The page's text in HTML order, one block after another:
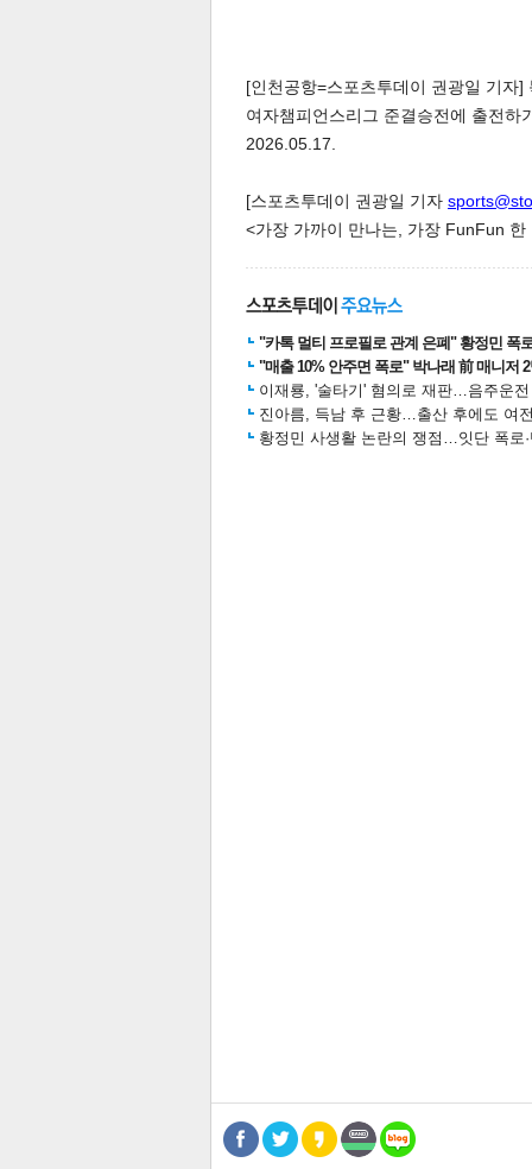
인
[인천공항=스포츠투데이 권광일 기자
여자챔피언스리그 준결승전에 출전하
2026.05.17.
[스포츠투데이 권광일 기자
<가장 가까이 만나는, 가장 FunFun
"카톡 멀티 프로필로 관계 은폐" 황정민 폭
"매출 10% 안주면 폭로" 박나래 前 매니저
이재룡, '술타기' 혐의로 재판…음주운
진아름, 득남 후 근황…출산 후에도 여
황정민 사생활 논란의 쟁점…잇단 폭로